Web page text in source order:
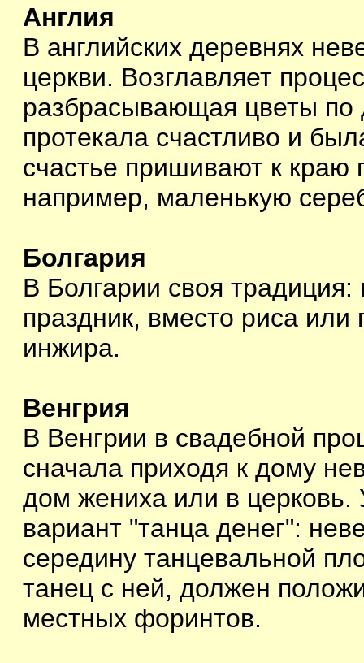
Англия
В английских деревнях
церкви. Возглавляет
разбрасывающая цветы по
протекала счастливо и
счастье пришивают к краю
например, маленькую
Болгария
В Болгарии своя
праздник, вместо риса
инжира.
Венгрия
В Венгрии в свадебной
сначала приходя к дому
дом жениха или в церковь.
вариант "танца денег":
середину танцевальной
танец с ней, должен
местных форинтов.